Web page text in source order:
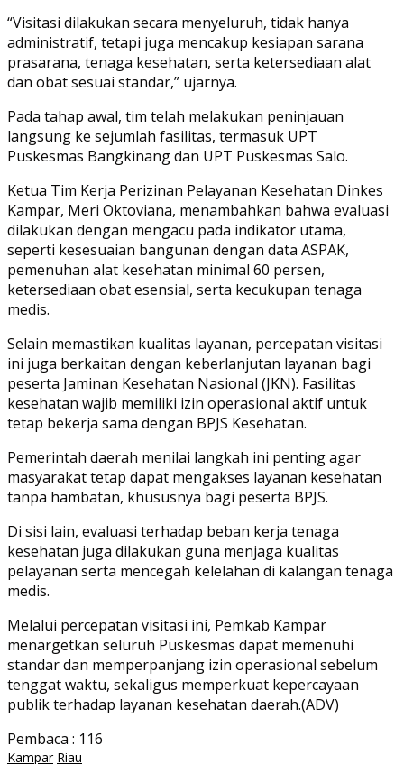
“Visitasi dilakukan secara menyeluruh, tidak hanya
administratif, tetapi juga mencakup kesiapan sarana
prasarana, tenaga kesehatan, serta ketersediaan alat
dan obat sesuai standar,” ujarnya.
Pada tahap awal, tim telah melakukan peninjauan
langsung ke sejumlah fasilitas, termasuk UPT
Puskesmas Bangkinang dan UPT Puskesmas Salo.
Ketua Tim Kerja Perizinan Pelayanan Kesehatan Dinkes
Kampar, Meri Oktoviana, menambahkan bahwa evaluasi
dilakukan dengan mengacu pada indikator utama,
seperti kesesuaian bangunan dengan data ASPAK,
pemenuhan alat kesehatan minimal 60 persen,
ketersediaan obat esensial, serta kecukupan tenaga
medis.
Selain memastikan kualitas layanan, percepatan visitasi
ini juga berkaitan dengan keberlanjutan layanan bagi
peserta Jaminan Kesehatan Nasional (JKN). Fasilitas
kesehatan wajib memiliki izin operasional aktif untuk
tetap bekerja sama dengan BPJS Kesehatan.
Pemerintah daerah menilai langkah ini penting agar
masyarakat tetap dapat mengakses layanan kesehatan
tanpa hambatan, khususnya bagi peserta BPJS.
Di sisi lain, evaluasi terhadap beban kerja tenaga
kesehatan juga dilakukan guna menjaga kualitas
pelayanan serta mencegah kelelahan di kalangan tenaga
medis.
Melalui percepatan visitasi ini, Pemkab Kampar
menargetkan seluruh Puskesmas dapat memenuhi
standar dan memperpanjang izin operasional sebelum
tenggat waktu, sekaligus memperkuat kepercayaan
publik terhadap layanan kesehatan daerah.(ADV)
Pembaca : 116
Kampar Riau